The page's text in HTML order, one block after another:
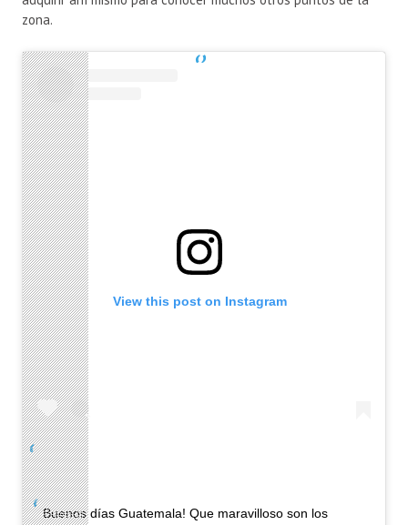
zona.
View this post on Instagram
Buenos días Guatemala! Que maravilloso son los